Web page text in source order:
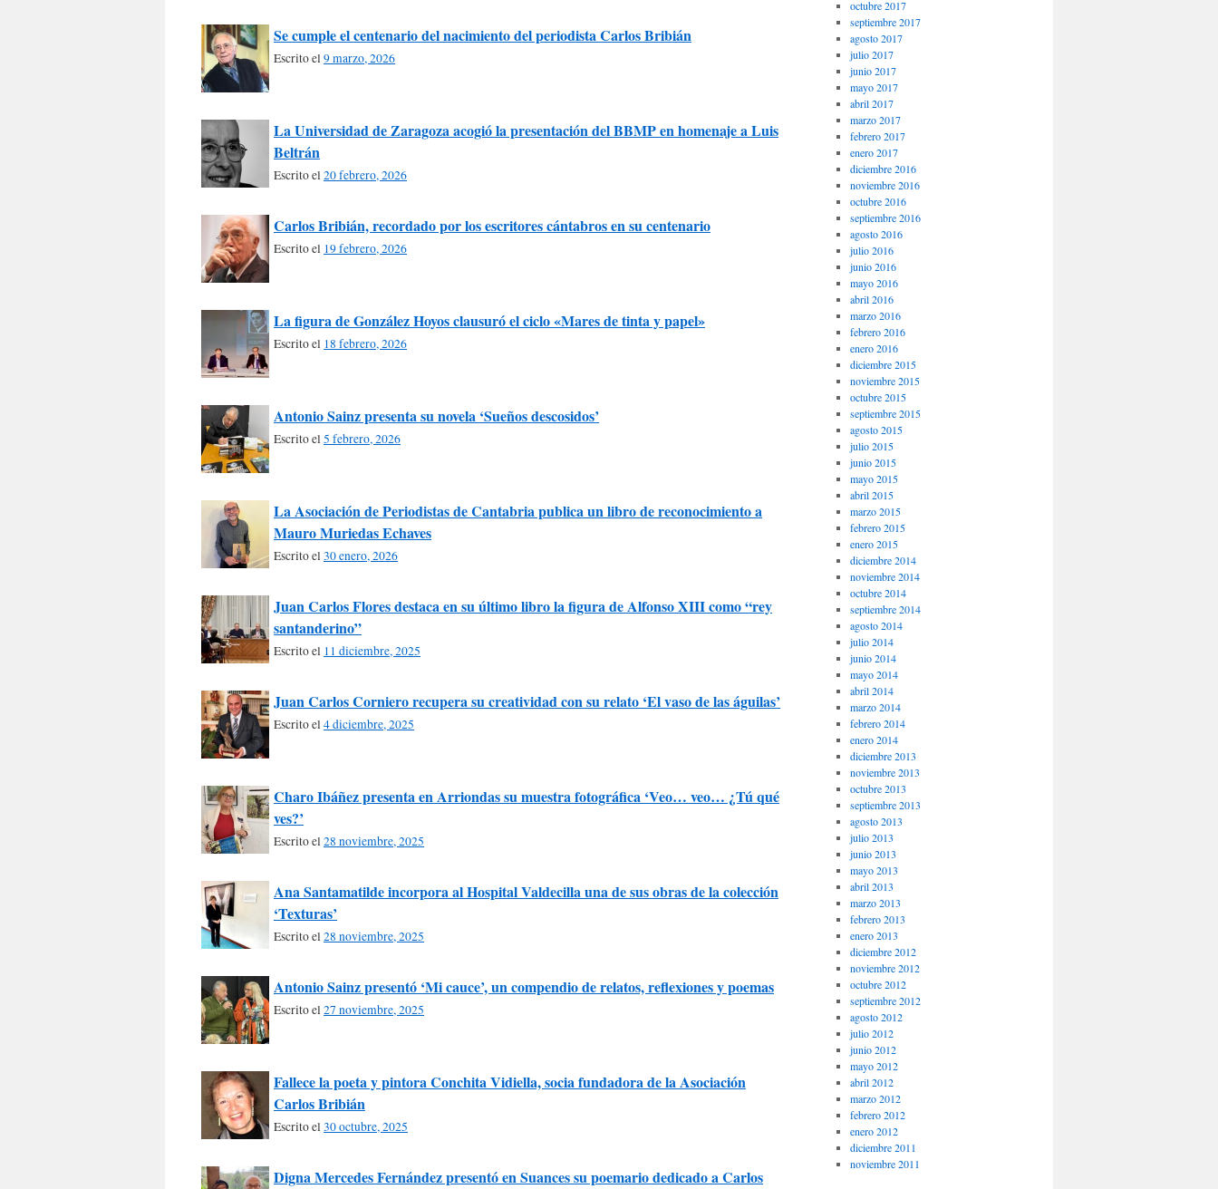
Se cumple el centenario del nacimiento del periodista Carlos Bribián
Escrito el9 marzo, 2026
La Universidad de Zaragoza acogió la presentación del BBMP en homenaje a Luis
Beltrán
Escrito el20 febrero, 2026
Carlos Bribián, recordado por los escritores cántabros en su centenario
Escrito el 19 febrero, 2026
La figura de González Hoyos clausuró el ciclo «Mares de tinta y papel»
Escrito el 18 febrero, 2026
Antonio Sainz presenta su novela ‘Sueños descosidos’
Escrito el5 febrero, 2026
La Asociación de Periodistas de Cantabria publica un libro de reconocimiento a
Mauro Muriedas Echaves
Escrito el30 enero, 2026
Juan Carlos Flores destaca en su último libro la figura de Alfonso XIII como “rey
santanderino”
Escrito el 11 diciembre, 2025
Juan Carlos Corniero recupera su creatividad con su relato ‘El vaso de las águilas’
Escrito el4 diciembre, 2025
Charo Ibáñez presenta en Arriondas su muestra fotográfica ‘Veo… veo… ¿Tú qué
ves?’
Escrito el28 noviembre, 2025
Ana Santamatilde incorpora al Hospital Valdecilla una de sus obras de la colección
‘Texturas’
Escrito el28 noviembre, 2025
Antonio Sainz presentó ‘Mi cauce’, un compendio de relatos, reflexiones y poemas
Escrito el27 noviembre, 2025
Fallece la poeta y pintora Conchita Vidiella, socia fundadora de la Asociación
Carlos Bribián
Escrito el30 octubre, 2025
Digna Mercedes Fernández presentó en Suances su poemario dedicado a Carlos
octubre 2017
septiembre 2017
agosto 2017
julio 2017
junio 2017
mayo 2017
abril 2017
marzo 2017
febrero 2017
enero 2017
diciembre 2016
noviembre 2016
octubre 2016
septiembre 2016
agosto 2016
julio 2016
junio 2016
mayo 2016
abril 2016
marzo 2016
febrero 2016
enero 2016
diciembre 2015
noviembre 2015
octubre 2015
septiembre 2015
agosto 2015
julio 2015
junio 2015
mayo 2015
abril 2015
marzo 2015
febrero 2015
enero 2015
diciembre 2014
noviembre 2014
octubre 2014
septiembre 2014
agosto 2014
julio 2014
junio 2014
mayo 2014
abril 2014
marzo 2014
febrero 2014
enero 2014
diciembre 2013
noviembre 2013
octubre 2013
septiembre 2013
agosto 2013
julio 2013
junio 2013
mayo 2013
abril 2013
marzo 2013
febrero 2013
enero 2013
diciembre 2012
noviembre 2012
octubre 2012
septiembre 2012
agosto 2012
julio 2012
junio 2012
mayo 2012
abril 2012
marzo 2012
febrero 2012
enero 2012
diciembre 2011
noviembre 2011